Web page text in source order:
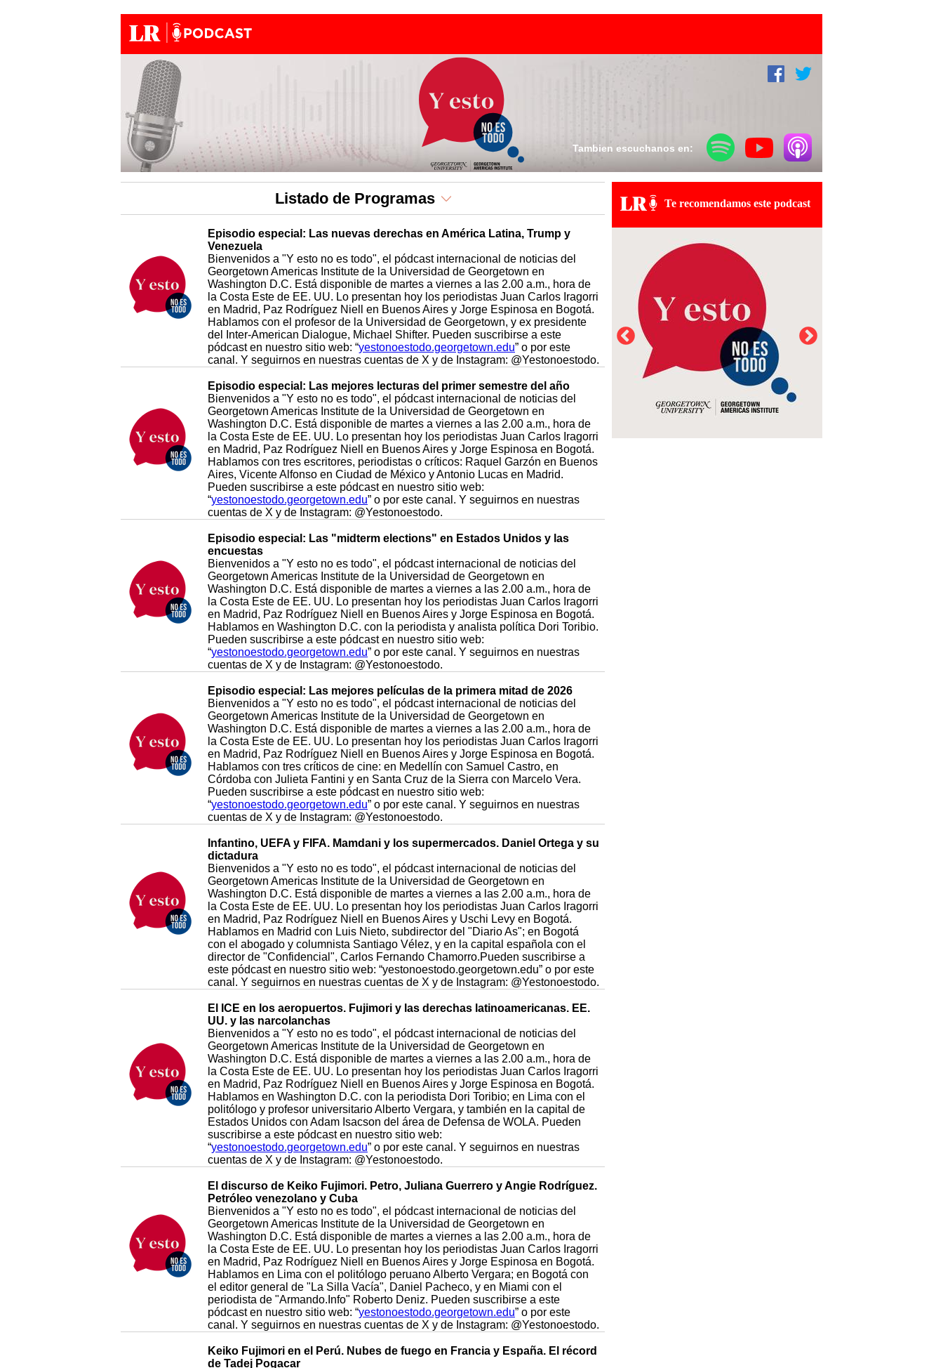
Tambien escuchanos en:
Listado de Programas
Episodio especial: Las nuevas derechas en América Latina, Trump y
Venezuela
Bienvenidos a "Y esto no es todo", el pódcast internacional de noticias del
Georgetown Americas Institute de la Universidad de Georgetown en
Washington D.C. Está disponible de martes a viernes a las 2.00 a.m., hora de
la Costa Este de EE. UU. Lo presentan hoy los periodistas Juan Carlos Iragorri
en Madrid, Paz Rodríguez Niell en Buenos Aires y Jorge Espinosa en Bogotá.
Hablamos con el profesor de la Universidad de Georgetown, y ex presidente
del Inter-American Dialogue, Michael Shifter. Pueden suscribirse a este
pódcast en nuestro sitio web: “yestonoestodo.georgetown.edu” o por este
canal. Y seguirnos en nuestras cuentas de X y de Instagram: @Yestonoestodo.
Episodio especial: Las mejores lecturas del primer semestre del año
Bienvenidos a "Y esto no es todo", el pódcast internacional de noticias del
Georgetown Americas Institute de la Universidad de Georgetown en
Washington D.C. Está disponible de martes a viernes a las 2.00 a.m., hora de
la Costa Este de EE. UU. Lo presentan hoy los periodistas Juan Carlos Iragorri
en Madrid, Paz Rodríguez Niell en Buenos Aires y Jorge Espinosa en Bogotá.
Hablamos con tres escritores, periodistas o críticos: Raquel Garzón en Buenos
Aires, Vicente Alfonso en Ciudad de México y Antonio Lucas en Madrid.
Pueden suscribirse a este pódcast en nuestro sitio web:
“yestonoestodo.georgetown.edu” o por este canal. Y seguirnos en nuestras
cuentas de X y de Instagram: @Yestonoestodo.
Episodio especial: Las "midterm elections" en Estados Unidos y las
encuestas
Bienvenidos a "Y esto no es todo", el pódcast internacional de noticias del
Georgetown Americas Institute de la Universidad de Georgetown en
Washington D.C. Está disponible de martes a viernes a las 2.00 a.m., hora de
la Costa Este de EE. UU. Lo presentan hoy los periodistas Juan Carlos Iragorri
en Madrid, Paz Rodríguez Niell en Buenos Aires y Jorge Espinosa en Bogotá.
Hablamos en Washington D.C. con la periodista y analista política Dori Toribio.
Pueden suscribirse a este pódcast en nuestro sitio web:
“yestonoestodo.georgetown.edu” o por este canal. Y seguirnos en nuestras
cuentas de X y de Instagram: @Yestonoestodo.
Episodio especial: Las mejores películas de la primera mitad de 2026
Bienvenidos a "Y esto no es todo", el pódcast internacional de noticias del
Georgetown Americas Institute de la Universidad de Georgetown en
Washington D.C. Está disponible de martes a viernes a las 2.00 a.m., hora de
la Costa Este de EE. UU. Lo presentan hoy los periodistas Juan Carlos Iragorri
en Madrid, Paz Rodríguez Niell en Buenos Aires y Jorge Espinosa en Bogotá.
Hablamos con tres críticos de cine: en Medellín con Samuel Castro, en
Córdoba con Julieta Fantini y en Santa Cruz de la Sierra con Marcelo Vera.
Pueden suscribirse a este pódcast en nuestro sitio web:
“yestonoestodo.georgetown.edu” o por este canal. Y seguirnos en nuestras
cuentas de X y de Instagram: @Yestonoestodo.
Infantino, UEFA y FIFA. Mamdani y los supermercados. Daniel Ortega y su
dictadura
Bienvenidos a "Y esto no es todo", el pódcast internacional de noticias del
Georgetown Americas Institute de la Universidad de Georgetown en
Washington D.C. Está disponible de martes a viernes a las 2.00 a.m., hora de
la Costa Este de EE. UU. Lo presentan hoy los periodistas Juan Carlos Iragorri
en Madrid, Paz Rodríguez Niell en Buenos Aires y Uschi Levy en Bogotá.
Hablamos en Madrid con Luis Nieto, subdirector del "Diario As"; en Bogotá
con el abogado y columnista Santiago Vélez, y en la capital española con el
director de "Confidencial", Carlos Fernando Chamorro.Pueden suscribirse a
este pódcast en nuestro sitio web: “yestonoestodo.georgetown.edu” o por este
canal. Y seguirnos en nuestras cuentas de X y de Instagram: @Yestonoestodo.
El ICE en los aeropuertos. Fujimori y las derechas latinoamericanas. EE.
UU. y las narcolanchas
Bienvenidos a "Y esto no es todo", el pódcast internacional de noticias del
Georgetown Americas Institute de la Universidad de Georgetown en
Washington D.C. Está disponible de martes a viernes a las 2.00 a.m., hora de
la Costa Este de EE. UU. Lo presentan hoy los periodistas Juan Carlos Iragorri
en Madrid, Paz Rodríguez Niell en Buenos Aires y Jorge Espinosa en Bogotá.
Hablamos en Washington D.C. con la periodista Dori Toribio; en Lima con el
politólogo y profesor universitario Alberto Vergara, y también en la capital de
Estados Unidos con Adam Isacson del área de Defensa de WOLA. Pueden
suscribirse a este pódcast en nuestro sitio web:
“yestonoestodo.georgetown.edu” o por este canal. Y seguirnos en nuestras
cuentas de X y de Instagram: @Yestonoestodo.
El discurso de Keiko Fujimori. Petro, Juliana Guerrero y Angie Rodríguez.
Petróleo venezolano y Cuba
Bienvenidos a "Y esto no es todo", el pódcast internacional de noticias del
Georgetown Americas Institute de la Universidad de Georgetown en
Washington D.C. Está disponible de martes a viernes a las 2.00 a.m., hora de
la Costa Este de EE. UU. Lo presentan hoy los periodistas Juan Carlos Iragorri
en Madrid, Paz Rodríguez Niell en Buenos Aires y Jorge Espinosa en Bogotá.
Hablamos en Lima con el politólogo peruano Alberto Vergara; en Bogotá con
el editor general de "La Silla Vacía", Daniel Pacheco, y en Miami con el
periodista de "Armando.Info" Roberto Deniz. Pueden suscribirse a este
pódcast en nuestro sitio web: “yestonoestodo.georgetown.edu” o por este
canal. Y seguirnos en nuestras cuentas de X y de Instagram: @Yestonoestodo.
Keiko Fujimori en el Perú. Nubes de fuego en Francia y España. El récord
de Tadej Pogacar
Te recomendamos este podcast